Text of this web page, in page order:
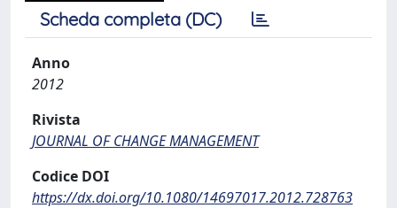
Scheda completa (DC)
Anno
2012
Rivista
JOURNAL OF CHANGE MANAGEMENT
Codice DOI
https://dx.doi.org/10.1080/14697017.2012.728763